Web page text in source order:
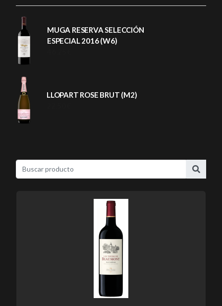
MUGA RESERVA SELECCIÓN
ESPECIAL 2016 (W6)
LLOPART ROSE BRUT (M2)